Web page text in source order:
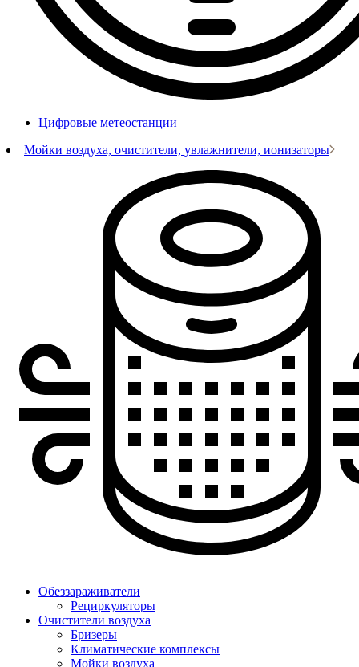
Цифровые метеостанции
Мойки воздуха, очистители, увлажнители, ионизаторы
Обеззараживатели
Рециркуляторы
Очистители воздуха
Бризеры
Климатические комплексы
Мойки воздуха